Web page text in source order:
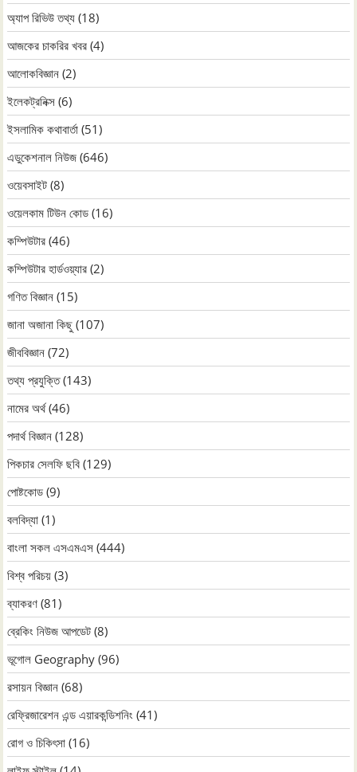
অ্যাপ রিভিউ তথ্য (18)
আজকের চাকরির খবর (4)
আলোকবিজ্ঞান (2)
ইলেকট্রনিক্স (6)
ইসলামিক কথাবার্তা (51)
এডুকেশনাল নিউজ (646)
ওয়েবসাইট (8)
ওয়েলকাম টিউন কোড (16)
কম্পিউটার (46)
কম্পিউটার হার্ডওয়্যার (2)
গণিত বিজ্ঞান (15)
জানা অজানা কিছু (107)
জীববিজ্ঞান (72)
তথ্য প্রযুক্তি(143)
নামের অর্থ(46)
পদার্থ বিজ্ঞান (128)
পিকচার সেলফি ছবি (129)
পোষ্টকোড (9)
বলবিদ্যা (1)
বাংলা সকল এসএমএস (444)
বিশ্ব পরিচয় (3)
ব্যাকরণ (81)
ব্রেকিং নিউজ আপডেট (8)
ভূগোল Geography (96)
রসায়ন বিজ্ঞান (68)
রেফ্রিজারেশন এন্ড এয়ারকন্ডিশনিং (41)
রোগ ও চিকিৎসা (16)